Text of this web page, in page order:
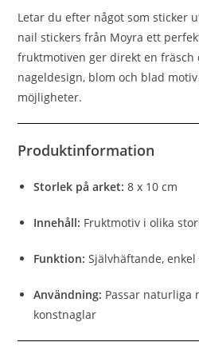
Letar du efter något som sticker
nail stickers från Moyra ett
fruktmotiven ger direkt en
nageldesign, blom och blad
möjligheter.
Produktinformation
Storlek på arket: 8 x 10 cm
Innehåll: Fruktmotiv i olika
Funktion: Självhäftande,
Användning: Passar naturliga
konstnaglar